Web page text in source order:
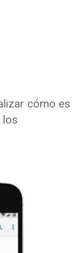
cómo es
los